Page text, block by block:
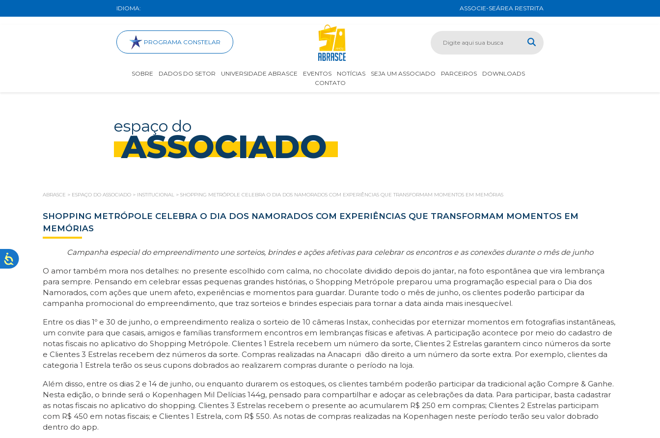
IDIOMA: ASSOCIE-SEÁREA RESTRITA
PROGRAMA CONSTELAR
SOBRE DADOS DO SETOR UNIVERSIDADE ABRASCE EVENTOS NOTÍCIAS SEJA UM ASSOCIADO PARCEIROS
DOWNLOADS
CONTATO
espaço do
ASSOCIADO
ABRASCE > ESPAÇO DO ASSOCIADO > INSTITUCIONAL > SHOPPING METRÓPOLE CELEBRA O DIA DOS NAMORADOS COM EXPERIÊNCIAS QUE TRANSFORMAM MOMENTOS EM MEMÓRIAS
SHOPPING METRÓPOLE CELEBRA O DIA DOS NAMORADOS COM EXPERIÊNCIAS QUE TRANSFORMAM MOMENTOS EM
MEMÓRIAS
Campanha especial do empreendimento une sorteios, brindes e ações afetivas para celebrar os encontros e as conexões durante o mês de junho
O amor também mora nos detalhes: no presente escolhido com calma, no chocolate dividido depois do jantar, na foto espontânea que vira lembrança
para sempre. Pensando em celebrar essas pequenas grandes histórias, o Shopping Metrópole preparou uma programação especial para o Dia dos
Namorados, com ações que unem afeto, experiências e momentos para guardar. Durante todo o mês de junho, os clientes poderão participar da
campanha promocional do empreendimento, que traz sorteios e brindes especiais para tornar a data ainda mais inesquecível.
Entre os dias 1º e 30 de junho, o empreendimento realiza o sorteio de 10 câmeras Instax, conhecidas por eternizar momentos em fotografias instantâneas,
um convite para que casais, amigos e famílias transformem encontros em lembranças físicas e afetivas. A participação acontece por meio do cadastro de
notas fiscais no aplicativo do Shopping Metrópole. Clientes 1 Estrela recebem um número da sorte, Clientes 2 Estrelas garantem cinco números da sorte
e Clientes 3 Estrelas recebem dez números da sorte. Compras realizadas na Anacapri dão direito a um número da sorte extra. Por exemplo, clientes da
categoria 1 Estrela terão os seus cupons dobrados ao realizarem compras durante o período na loja.
Além disso, entre os dias 2 e 14 de junho, ou enquanto durarem os estoques, os clientes também poderão participar da tradicional ação Compre & Ganhe.
Nesta edição, o brinde será o Kopenhagen Mil Delícias 144g, pensado para compartilhar e adoçar as celebrações da data. Para participar, basta cadastrar
as notas fiscais no aplicativo do shopping. Clientes 3 Estrelas recebem o presente ao acumularem R$ 250 em compras; Clientes 2 Estrelas participam
com R$ 450 em notas fiscais; e Clientes 1 Estrela, com R$ 550. As notas de compras realizadas na Kopenhagen neste período terão seu valor dobrado
dentro do app.